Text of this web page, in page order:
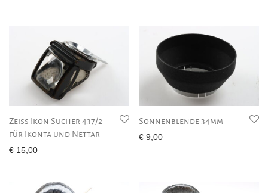
Zeiss Ikon Sucher 437/2
für Ikonta und Nettar
€ 15,00
Sonnenblende 34mm
€ 9,00